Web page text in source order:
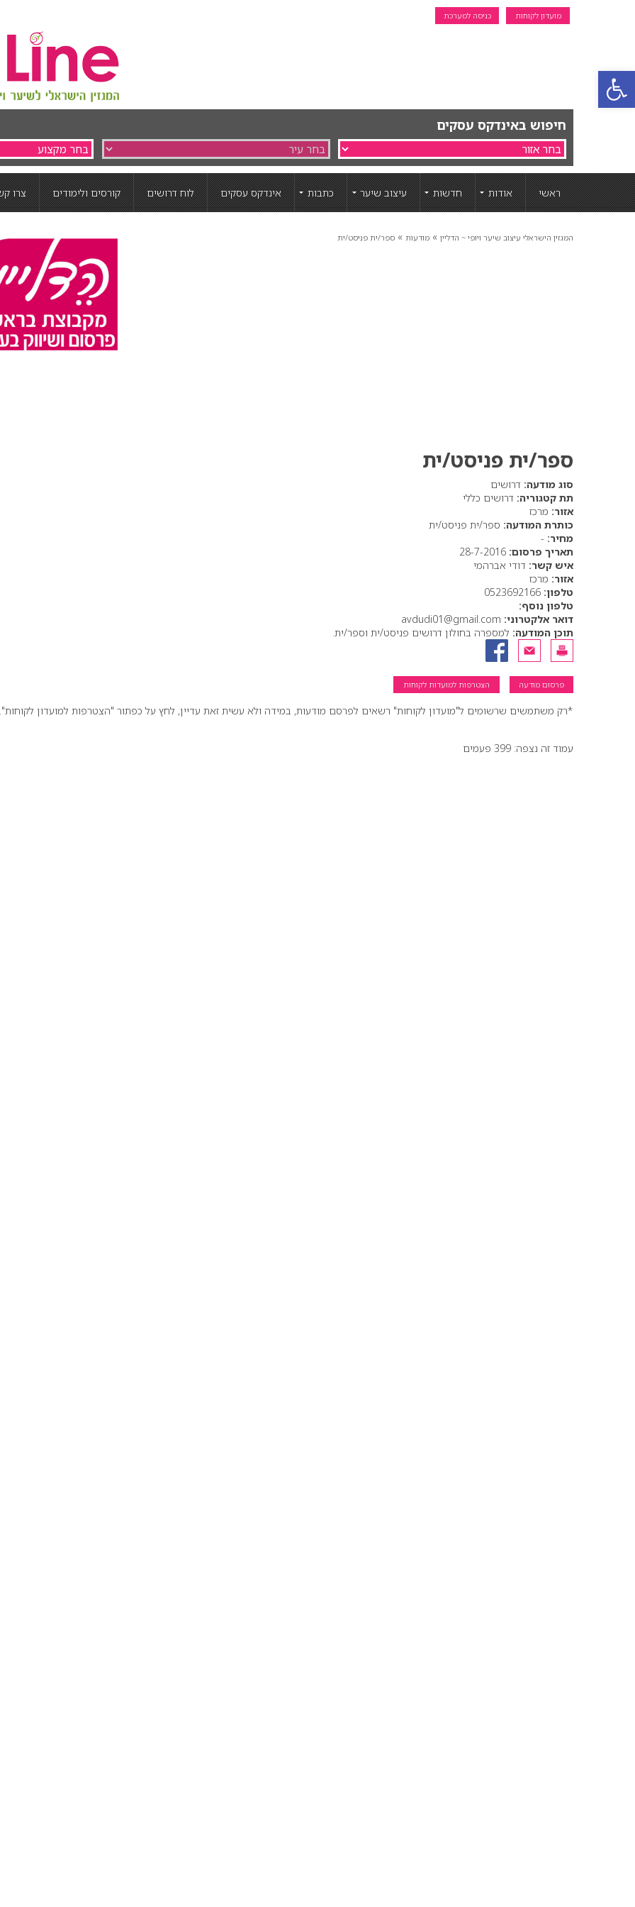
פתח סרגל נגישות
מועדון לקוחות כניסה למערכת
חיפוש באינדקס עסקים
ראשי אודות חדשות עיצוב שיער כתבות אינדקס עסקים לוח דרושים קורסים ולימודים צרו
המגזין הישראלי עיצוב שיער ויופי ~ הדליין » מודעות » ספר/ית פניסט/ית
ספר/ית פניסט/ית
סוג מודעה: דרושים
תת קטגוריה: דרושים כללי
אזור: מרכז
כותרת המודעה: ספר/ית פניסט/ית
מחיר: -
תאריך פרסום:
איש קשר: דודי אברהמי
אזור: מרכז
טלפון:
טלפון נוסף:
דואר אלקטרוני:
תוכן המודעה: למספרה בחולון דרושים פניסט/ית וספר/ית.
פרסום מודעה הצטרפות למועדות לקוחות
*רק משתמשים שרשומים ל"מועדון לקוחות" רשאים לפרסם מודעות, במידה ולא עשית זאת עדיין, לחץ על כפתור "הצטרפות למועדון לקוחות".
עמוד זה נצפה: 399 פעמים